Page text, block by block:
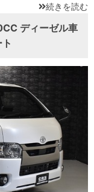
続きを読む
ディーゼル車